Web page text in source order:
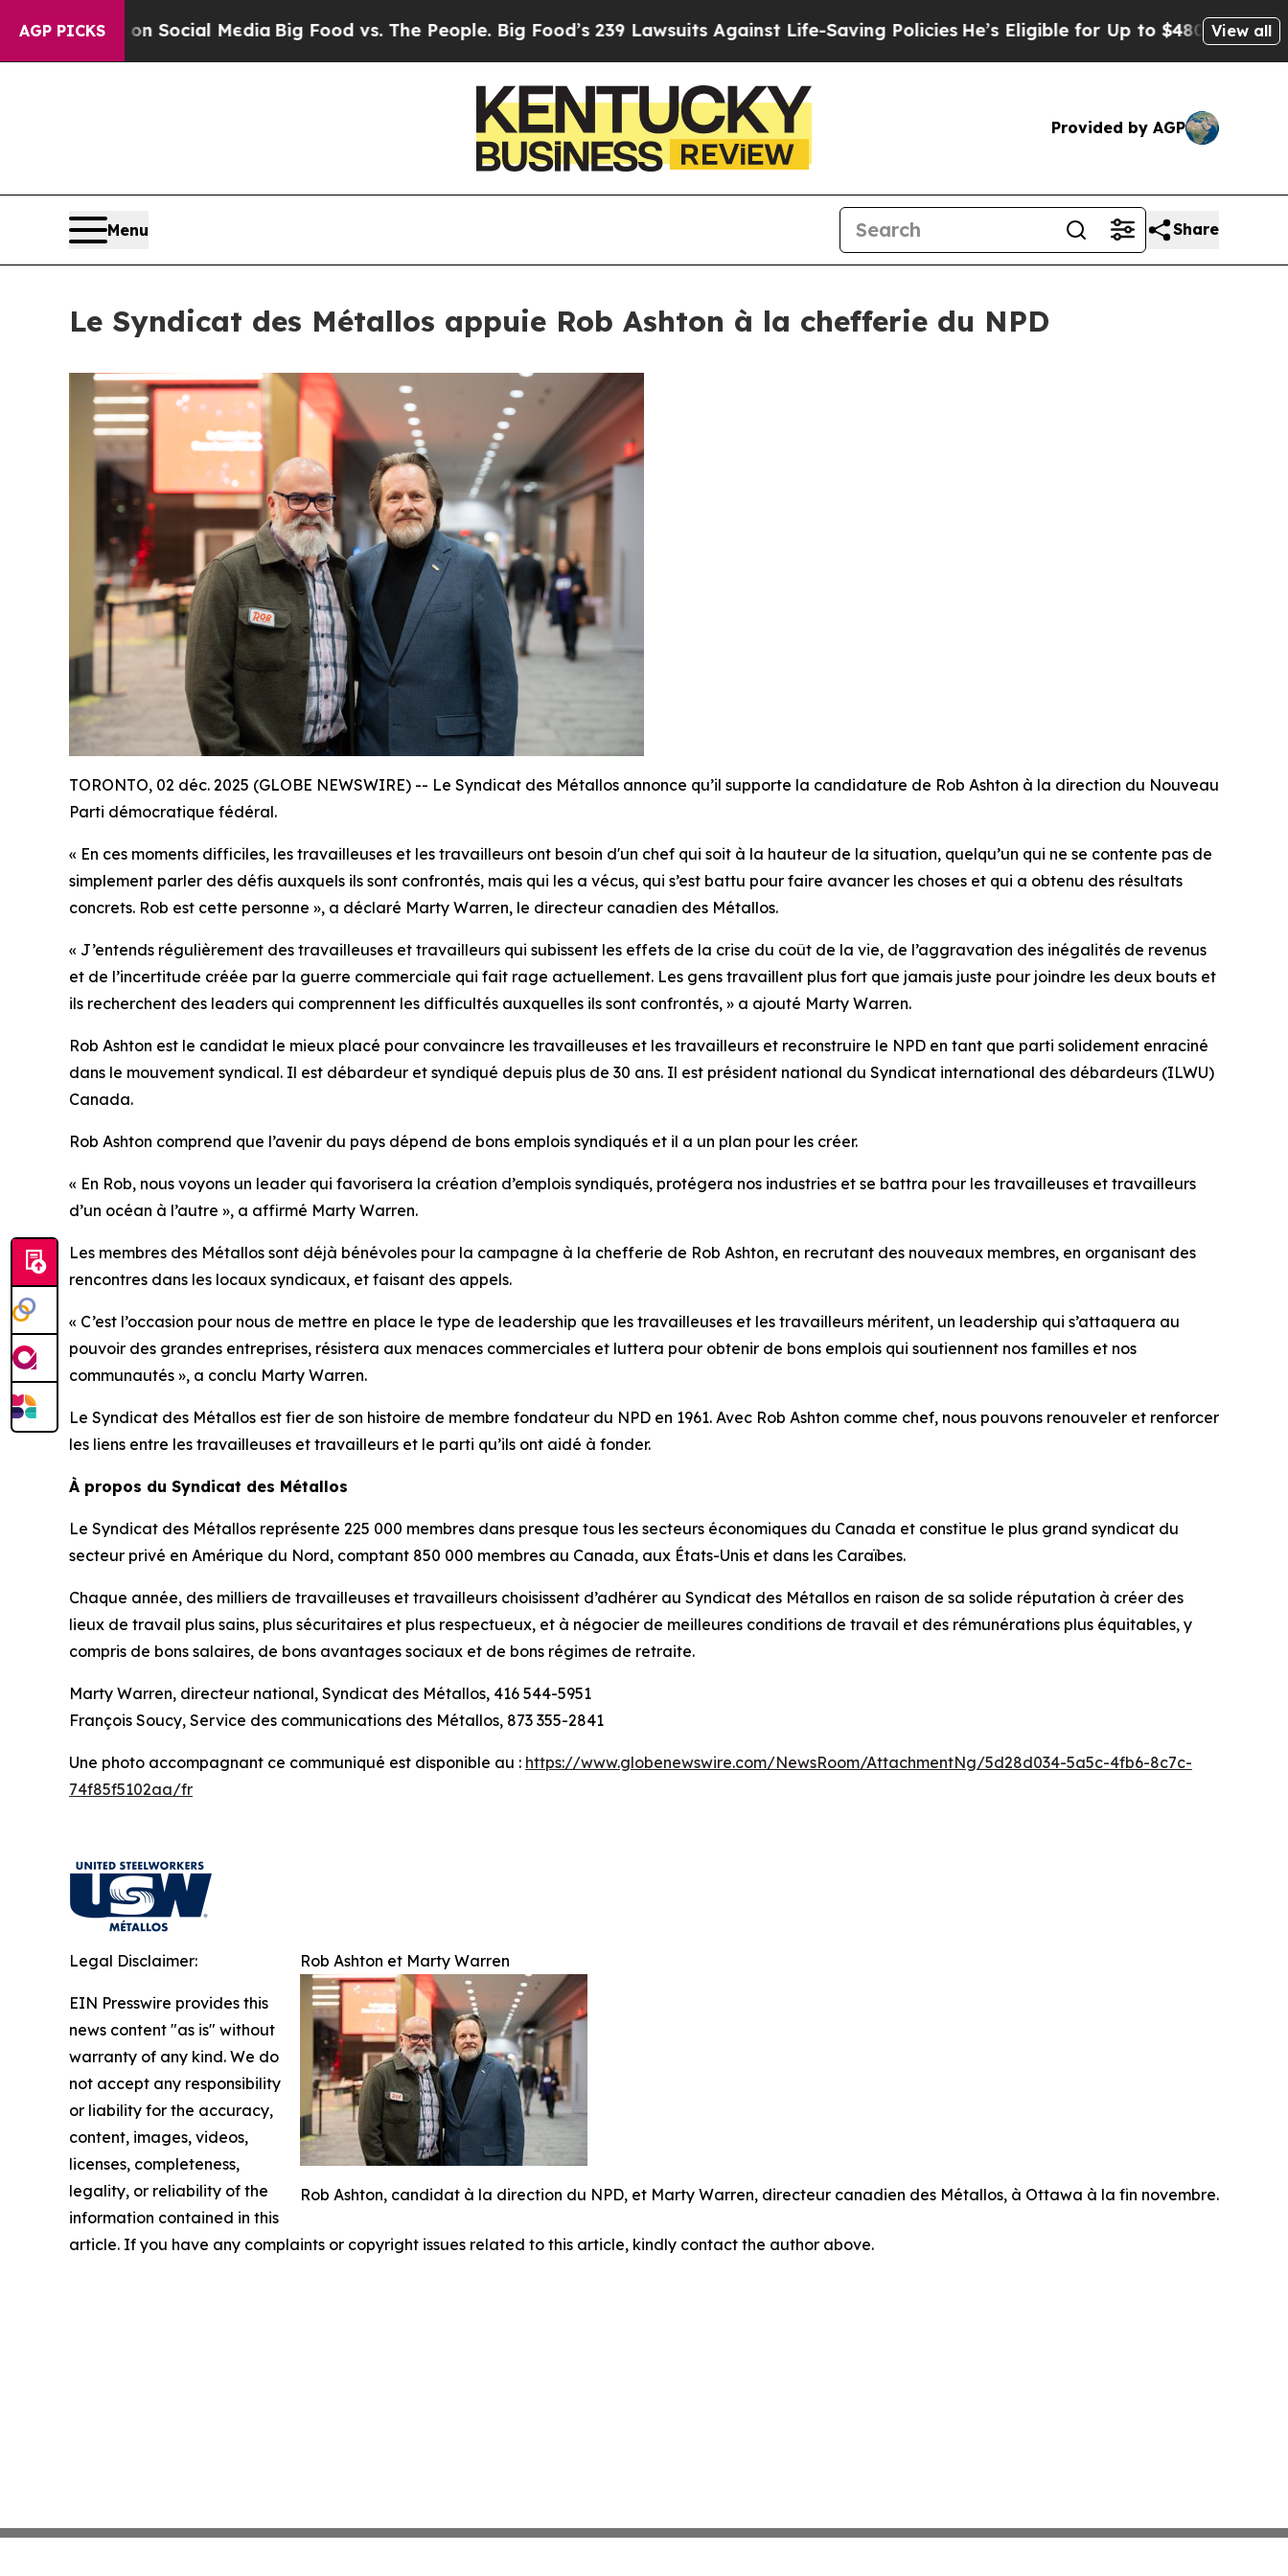
AGP PICKS
on Social MediaBig Food vs. The People. Big Food’s 239 Lawsuits Against Life-Saving PoliciesHe’s Eligible for Up to $480,000 After Being
View all
Provided by AGP
Menu Share
Le Syndicat des Métallos appuie Rob Ashton à la chefferie du NPD
TORONTO, 02 déc. 2025 (GLOBE NEWSWIRE) -- Le Syndicat des Métallos annonce qu’il supporte la candidature de Rob Ashton à la direction du Nouveau
Parti démocratique fédéral.
« En ces moments difficiles, les travailleuses et les travailleurs ont besoin d'un chef qui soit à la hauteur de la situation, quelqu’un qui ne se contente pas de
simplement parler des défis auxquels ils sont confrontés, mais qui les a vécus, qui s’est battu pour faire avancer les choses et qui a obtenu des résultats
concrets. Rob est cette personne », a déclaré Marty Warren, le directeur canadien des Métallos.
« J’entends régulièrement des travailleuses et travailleurs qui subissent les effets de la crise du coût de la vie, de l’aggravation des inégalités de revenus
et de l’incertitude créée par la guerre commerciale qui fait rage actuellement. Les gens travaillent plus fort que jamais juste pour joindre les deux bouts et
ils recherchent des leaders qui comprennent les difficultés auxquelles ils sont confrontés, » a ajouté Marty Warren.
Rob Ashton est le candidat le mieux placé pour convaincre les travailleuses et les travailleurs et reconstruire le NPD en tant que parti solidement enraciné
dans le mouvement syndical. Il est débardeur et syndiqué depuis plus de 30 ans. Il est président national du Syndicat international des débardeurs (ILWU)
Canada.
Rob Ashton comprend que l’avenir du pays dépend de bons emplois syndiqués et il a un plan pour les créer.
« En Rob, nous voyons un leader qui favorisera la création d’emplois syndiqués, protégera nos industries et se battra pour les travailleuses et travailleurs
d’un océan à l’autre », a affirmé Marty Warren.
Les membres des Métallos sont déjà bénévoles pour la campagne à la chefferie de Rob Ashton, en recrutant des nouveaux membres, en organisant des
rencontres dans les locaux syndicaux, et faisant des appels.
« C’est l’occasion pour nous de mettre en place le type de leadership que les travailleuses et les travailleurs méritent, un leadership qui s’attaquera au
pouvoir des grandes entreprises, résistera aux menaces commerciales et luttera pour obtenir de bons emplois qui soutiennent nos familles et nos
communautés », a conclu Marty Warren.
Le Syndicat des Métallos est fier de son histoire de membre fondateur du NPD en 1961. Avec Rob Ashton comme chef, nous pouvons renouveler et renforcer
les liens entre les travailleuses et travailleurs et le parti qu’ils ont aidé à fonder.
À propos du Syndicat des Métallos
Le Syndicat des Métallos représente 225 000 membres dans presque tous les secteurs économiques du Canada et constitue le plus grand syndicat du
secteur privé en Amérique du Nord, comptant 850 000 membres au Canada, aux États-Unis et dans les Caraïbes.
Chaque année, des milliers de travailleuses et travailleurs choisissent d’adhérer au Syndicat des Métallos en raison de sa solide réputation à créer des
lieux de travail plus sains, plus sécuritaires et plus respectueux, et à négocier de meilleures conditions de travail et des rémunérations plus équitables, y
compris de bons salaires, de bons avantages sociaux et de bons régimes de retraite.
Marty Warren, directeur national, Syndicat des Métallos, 416 544-5951
François Soucy, Service des communications des Métallos, 873 355-2841
Une photo accompagnant ce communiqué est disponible au : https://www.globenewswire.com/NewsRoom/AttachmentNg/5d28d034-5a5c-4fb6-8c7c-
74f85f5102aa/fr
Rob Ashton et Marty Warren
Rob Ashton, candidat à la direction du NPD, et Marty Warren, directeur canadien des Métallos, à Ottawa à la fin novembre.
Legal Disclaimer:
EIN Presswire provides this
news content "as is" without
warranty of any kind. We do
not accept any responsibility
or liability for the accuracy,
content, images, videos,
licenses, completeness,
legality, or reliability of the
information contained in this
article. If you have any complaints or copyright issues related to this article, kindly contact the author above.